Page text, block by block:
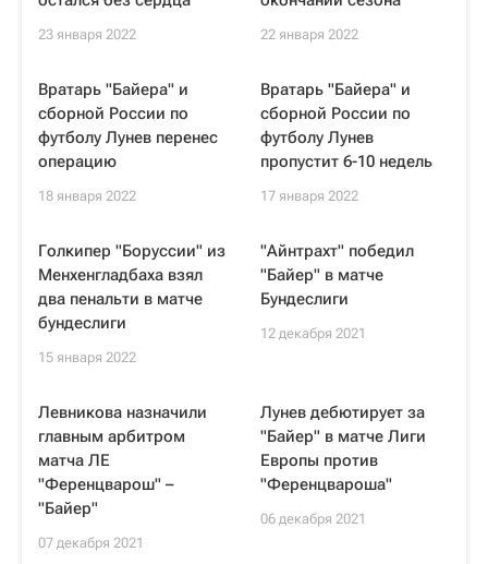
23 января 2022 22 января 2022
Вратарь "Байера" и
сборной России по
футболу Лунев перенес
операцию
18 января 2022
Вратарь "Байера" и
сборной России по
футболу Лунев
пропустит 6-10 недель
17 января 2022
Голкипер "Боруссии" из
Менхенгладбаха взял
два пенальти в матче
бундеслиги
15 января 2022
"Айнтрахт" победил
"Байер" в матче
Бундеслиги
12 декабря 2021
Левникова назначили
главным арбитром
матча ЛЕ
"Ференцварош" –
"Байер"
07 декабря 2021
Лунев дебютирует за
"Байер" в матче Лиги
Европы против
"Ференцвароша"
06 декабря 2021